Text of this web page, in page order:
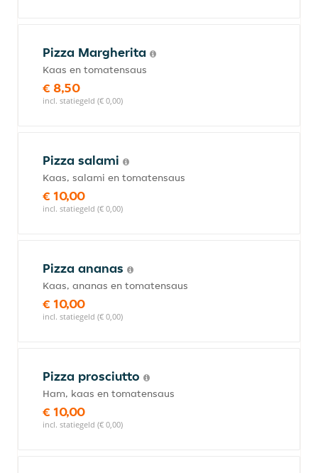
Pizza Margherita
Kaas en tomatensaus
€ 8,50
incl. statiegeld (€ 0,00)
Pizza salami
Kaas, salami en tomatensaus
€ 10,00
incl. statiegeld (€ 0,00)
Pizza ananas
Kaas, ananas en tomatensaus
€ 10,00
incl. statiegeld (€ 0,00)
Pizza prosciutto
Ham, kaas en tomatensaus
€ 10,00
incl. statiegeld (€ 0,00)